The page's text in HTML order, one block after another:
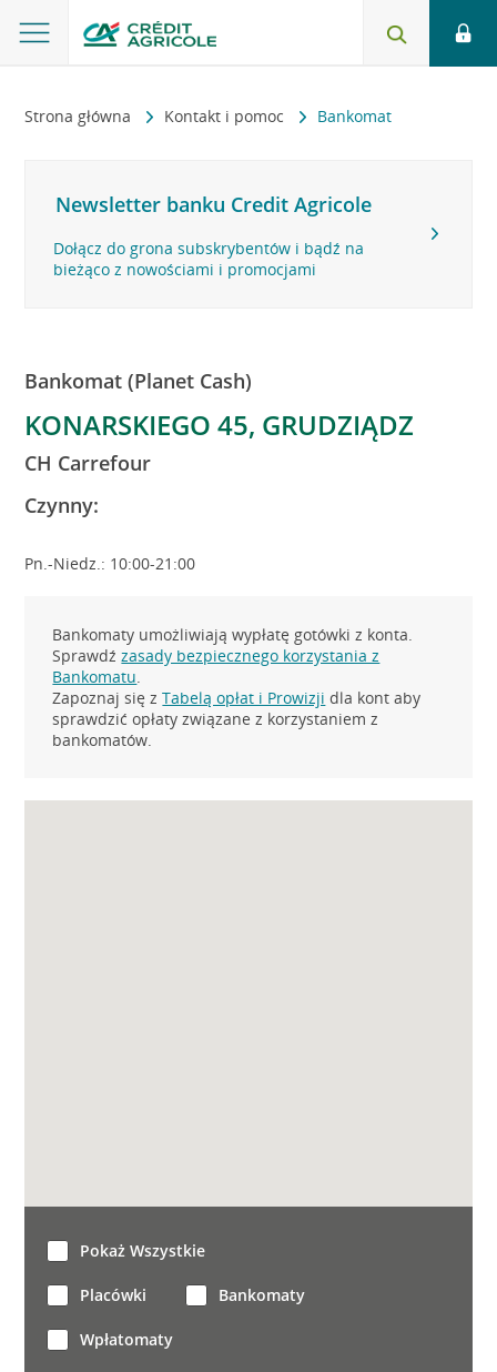
Strona główna Kontakt i pomoc Bankomat
Newsletter banku Credit Agricole
Dołącz do grona subskrybentów i bądź na
bieżąco z nowościami i promocjami
Bankomat (Planet Cash)
KONARSKIEGO 45, GRUDZIĄDZ
CH Carrefour
Czynny:
Pn.-Niedz.: 10:00-21:00
Bankomaty umożliwiają wypłatę gotówki z konta.
Sprawdźzasady bezpiecznego korzystania z
Bankomatu.
Zapoznaj się zTabelą opłat i Prowizji dla kont aby
sprawdzić opłaty związane z korzystaniem z
bankomatów.
Pokaż Wszystkie
Placówki Bankomaty
Wpłatomaty